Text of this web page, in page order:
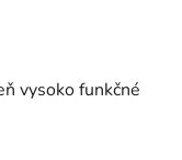
vysoko funkčné